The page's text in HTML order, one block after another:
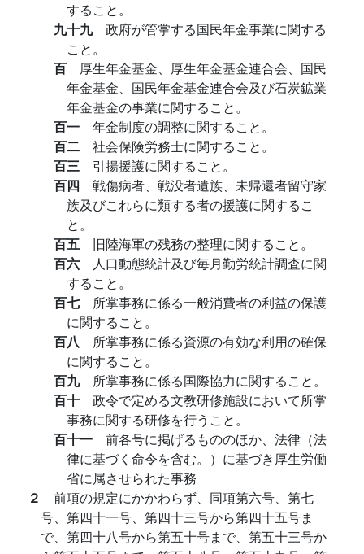
すること。
九十九 政府が管掌する国民年金事業に関する
こと。
百 厚生年金基金、厚生年金基金連合会、国民
年金基金、国民年金基金連合会及び石炭鉱業
年金基金の事業に関すること。
百一 年金制度の調整に関すること。
百二 社会保険労務士に関すること。
百三 引揚援護に関すること。
百四 戦傷病者、戦没者遺族、未帰還者留守家
族及びこれらに類する者の援護に関するこ
と。
百五 旧陸海軍の残務の整理に関すること。
百六 人口動態統計及び毎月勤労統計調査に関
すること。
百七 所掌事務に係る一般消費者の利益の保護
に関すること。
百八 所掌事務に係る資源の有効な利用の確保
に関すること。
百九 所掌事務に係る国際協力に関すること。
百十 政令で定める文教研修施設において所掌
事務に関する研修を行うこと。
百十一 前各号に掲げるもののほか、法律（法
律に基づく命令を含む。）に基づき厚生労働
省に属させられた事務
２ 前項の規定にかかわらず、同項第六号、第七
号、第四十一号、第四十三号から第四十五号ま
で、第四十八号から第五十号まで、第五十三号か